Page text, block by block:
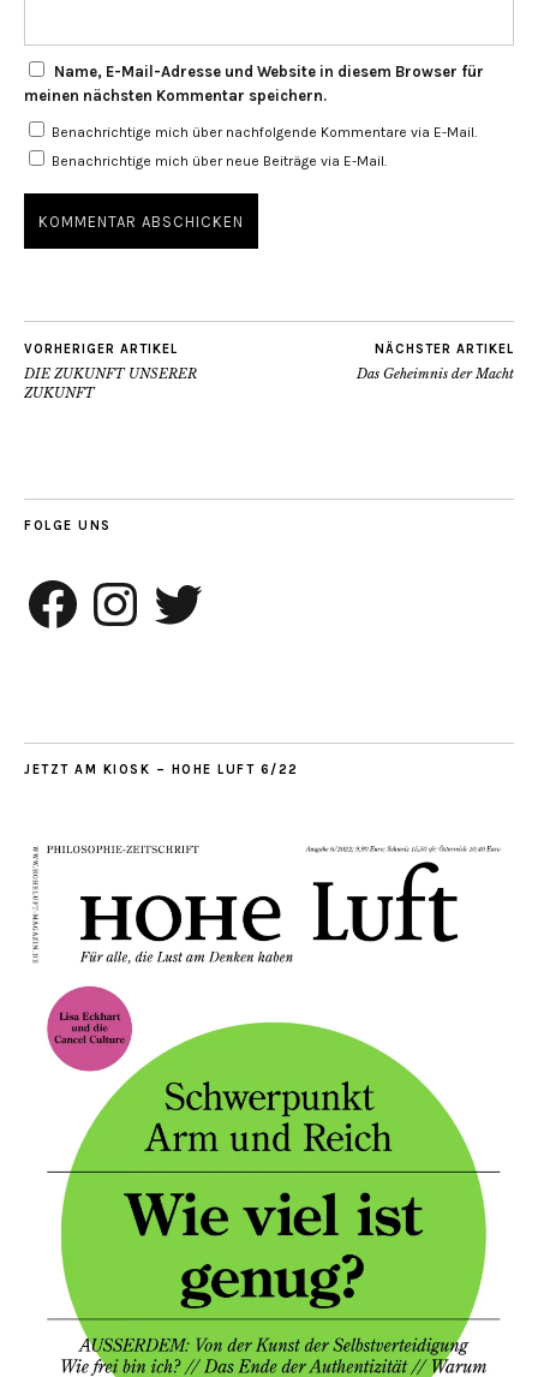
Name, E-Mail-Adresse und Website in diesem Browser für
meinen nächsten Kommentar speichern.
Benachrichtige mich über nachfolgende Kommentare via E-Mail.
Benachrichtige mich über neue Beiträge via E-Mail.
VORHERIGER ARTIKEL
DIE ZUKUNFT UNSERER
ZUKUNFT
NÄCHSTER ARTIKEL
Das Geheimnis der Macht
FOLGE UNS
Facebook InstagramTwitter
JETZT AM KIOSK – HOHE LUFT 6/22